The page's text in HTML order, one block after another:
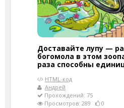
Доставайте лупу —
богомола в этом
раза способны
HTML-код
Андрей
Прохождений: 75
Просмотров: 289
0